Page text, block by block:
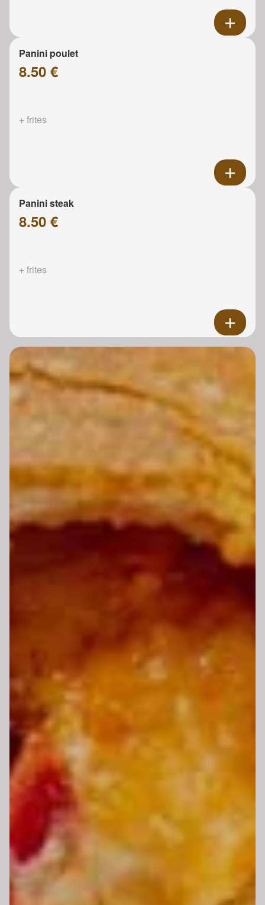
Panini poulet
8.50 €
+ frites
Panini steak
8.50 €
+ frites